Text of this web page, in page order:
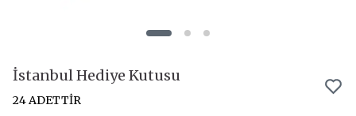
İstanbul Hediye Kutusu
24 ADETTİR